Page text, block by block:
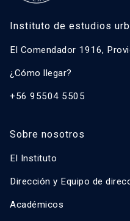
Instituto de estudios
El Comendador 1916,
¿Cómo llegar?
+56 95504 5505
Sobre nosotros
El Instituto
Dirección y Equipo de
Académicos